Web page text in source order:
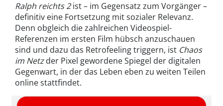
Ralph reichts 2ist – im Gegensatz zum Vorgänger –
definitiv eine Fortsetzung mit sozialer Relevanz.
Denn obgleich die zahlreichen Videospiel-
Referenzen im ersten Film hübsch anzuschauen
sind und dazu das Retrofeeling triggern, ist Chaos
im Netzder Pixel gewordene Spiegel der digitalen
Gegenwart, in der das Leben eben zu weiten Teilen
online stattfindet.